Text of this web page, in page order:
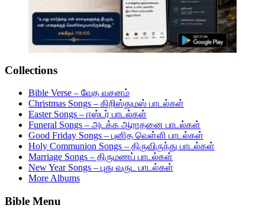
Collections
Bible Verse – வேத வசனம்
Christmas Songs – கிறிஸ்துமஸ் பாடல்கள்
Easter Songs – ஈஸ்டர் பாடல்கள்
Funeral Songs – அடக்க ஆராதனை பாடல்கள்
Good Friday Songs – புனித வெள்ளி பாடல்கள்
Holy Communion Songs – திருவிருந்து பாடல்கள்
Marriage Songs – திருமணப் பாடல்கள்
New Year Songs – புது வருட பாடல்கள்
More Albums
Bible Menu